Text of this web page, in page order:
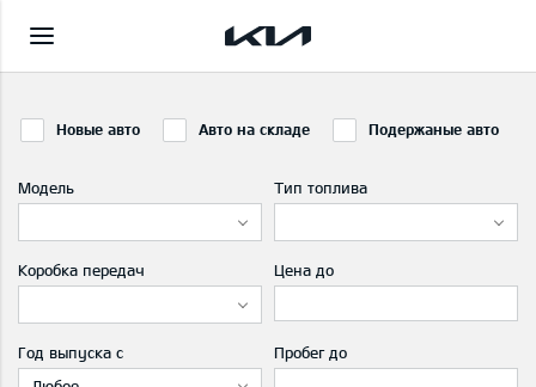
Новые авто Авто на складе Подержаные авто
Модель Тип топлива
Коробка передач Цена до
Год выпуска с
Пробег до